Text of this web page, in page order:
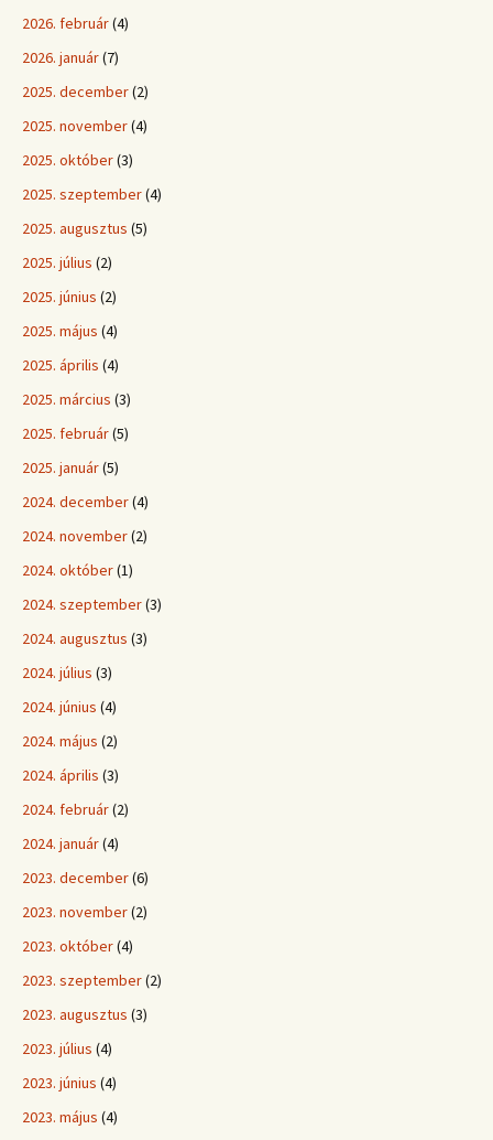
2026. február(4)
2026. január(7)
2025. december(2)
2025. november(4)
2025. október(3)
2025. szeptember(4)
2025. augusztus (5)
2025. július (2)
2025. június (2)
2025. május (4)
2025. április (4)
2025. március (3)
2025. február(5)
2025. január(5)
2024. december(4)
2024. november(2)
2024. október(1)
2024. szeptember(3)
2024. augusztus (3)
2024. július (3)
2024. június (4)
2024. május (2)
2024. április (3)
2024. február(2)
2024. január(4)
2023. december(6)
2023. november(2)
2023. október(4)
2023. szeptember(2)
2023. augusztus (3)
2023. július (4)
2023. június (4)
2023. május (4)